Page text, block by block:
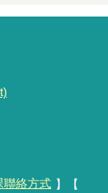
聯絡方式 】【